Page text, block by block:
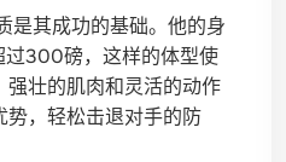
是其成功的基础。他的身
过300磅，这样的体型使
壮的肌肉和灵活的动作
，轻松击退对手的防